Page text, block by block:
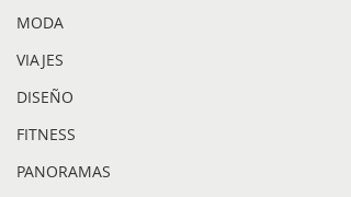
MODA
VIAJES
DISEÑO
FITNESS
PANORAMAS